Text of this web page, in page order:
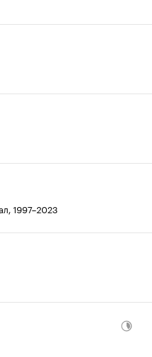
1997–2023